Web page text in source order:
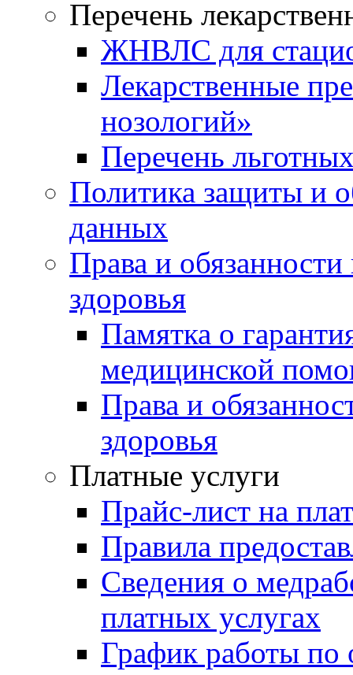
Перечень
ЖНВЛС для
Лекарственные
нозологий»
Перечень
Политика защиты и
данных
Права и
здоровья
Памятка о
медицинской
Права и
здоровья
Платные услуги
Прайс-лист на
Правила
Сведения о
платных услугах
График работы по